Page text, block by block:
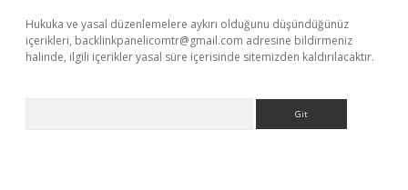
Hukuka ve yasal düzenlemelere aykırı olduğunu düşündüğünüz
içerikleri, backlinkpanelicomtr@gmail.com adresine bildirmeniz
halinde, ilgili içerikler yasal süre içerisinde sitemizden kaldırılacaktır.